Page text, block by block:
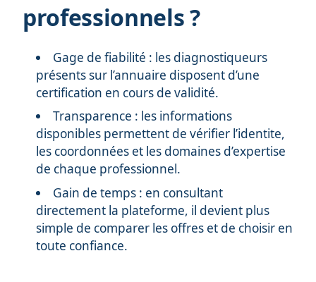
professionnels ?
Gage de fiabilité : les diagnostiqueurs
présents sur l’annuaire disposent d’une
certification en cours de validité.
Transparence : les informations
disponibles permettent de vérifier l’identite,
les coordonnées et les domaines d’expertise
de chaque professionnel.
Gain de temps : en consultant
directement la plateforme, il devient plus
simple de comparer les offres et de choisir en
toute confiance.